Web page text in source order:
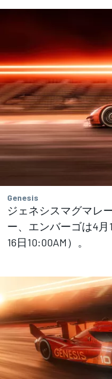
Genesis
ジェネシスマグマレ
ー、エンバーゴは4月
16日10:00AM）。